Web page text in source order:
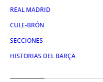
REAL MADRID
CULE-BRÓN
SECCIONES
HISTORIAS DEL BARÇA